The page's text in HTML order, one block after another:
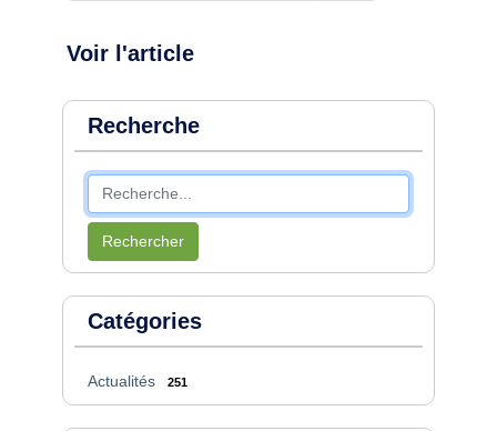
Voir l'article
Recherche
Rechercher
Catégories
Actualités 251